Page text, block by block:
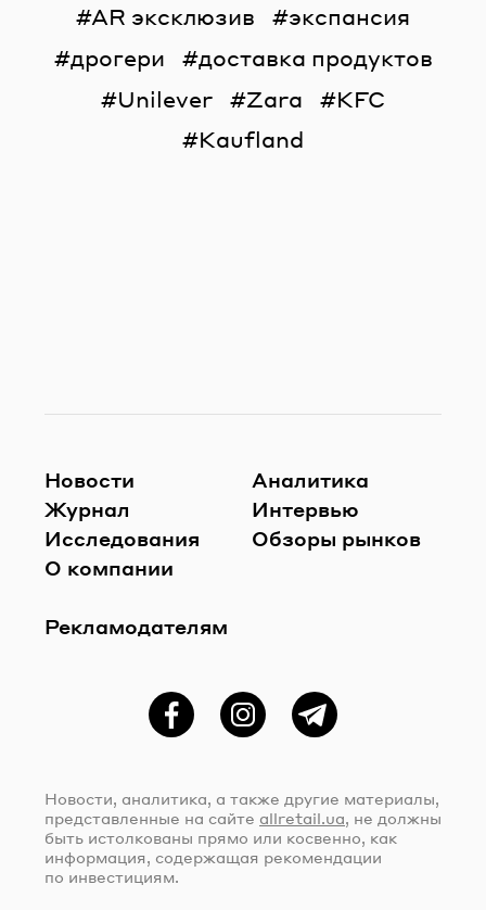
AR эксклюзив
экспансия
дрогери
доставка продуктов
Unilever
Zara
KFC
Kaufland
Новости
Журнал
Исследования
О компании
Рекламодателям
Аналитика
Интервью
Обзоры рынков
ФейсбукInstagramTelegram
Новости, аналитика, а также другие материалы,
представленные на сайте allretail.ua, не должны
быть истолкованы прямо или косвенно, как
информация, содержащая рекомендации
по инвестициям.